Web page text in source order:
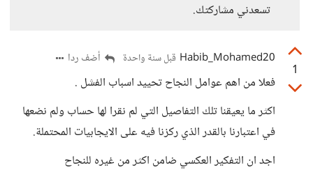
تسعدني مشاركتك.
1
Habib_Mohamed20 قبل سنة واحدة أضف ردا
فعلا من اهم عوامل النجاح تحييد اسباب الفشل .
اكثر ما يعيقنا تلك التفاصيل التي لم نقرا لها حساب ولم نضعها
في اعتبارنا بالقدر الذي ركزنا فيه على الايجابيات المحتملة.
اجد ان التفكير العكسي ضامن اكثر من غيره للنجاح